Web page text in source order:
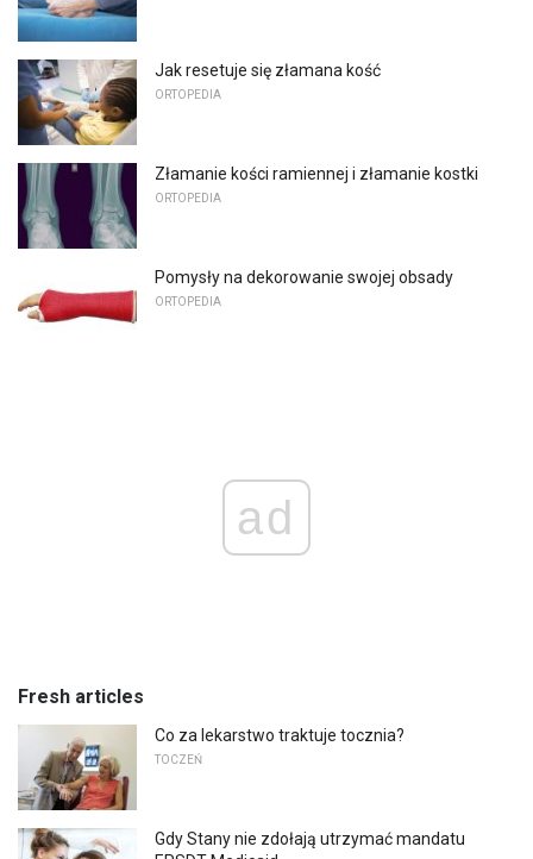
Jak resetuje się złamana kość
ORTOPEDIA
Złamanie kości ramiennej i złamanie kostki
ORTOPEDIA
Pomysły na dekorowanie swojej obsady
ORTOPEDIA
ad
Fresh articles
Co za lekarstwo traktuje tocznia?
TOCZEŃ
Gdy Stany nie zdołają utrzymać mandatu